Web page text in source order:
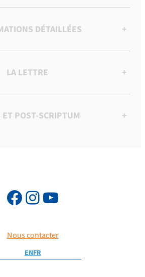
DÉTAILLÉES +
LA LETTRE +
ET POST-SCRIPTUM +
Nous contacter
ENFR